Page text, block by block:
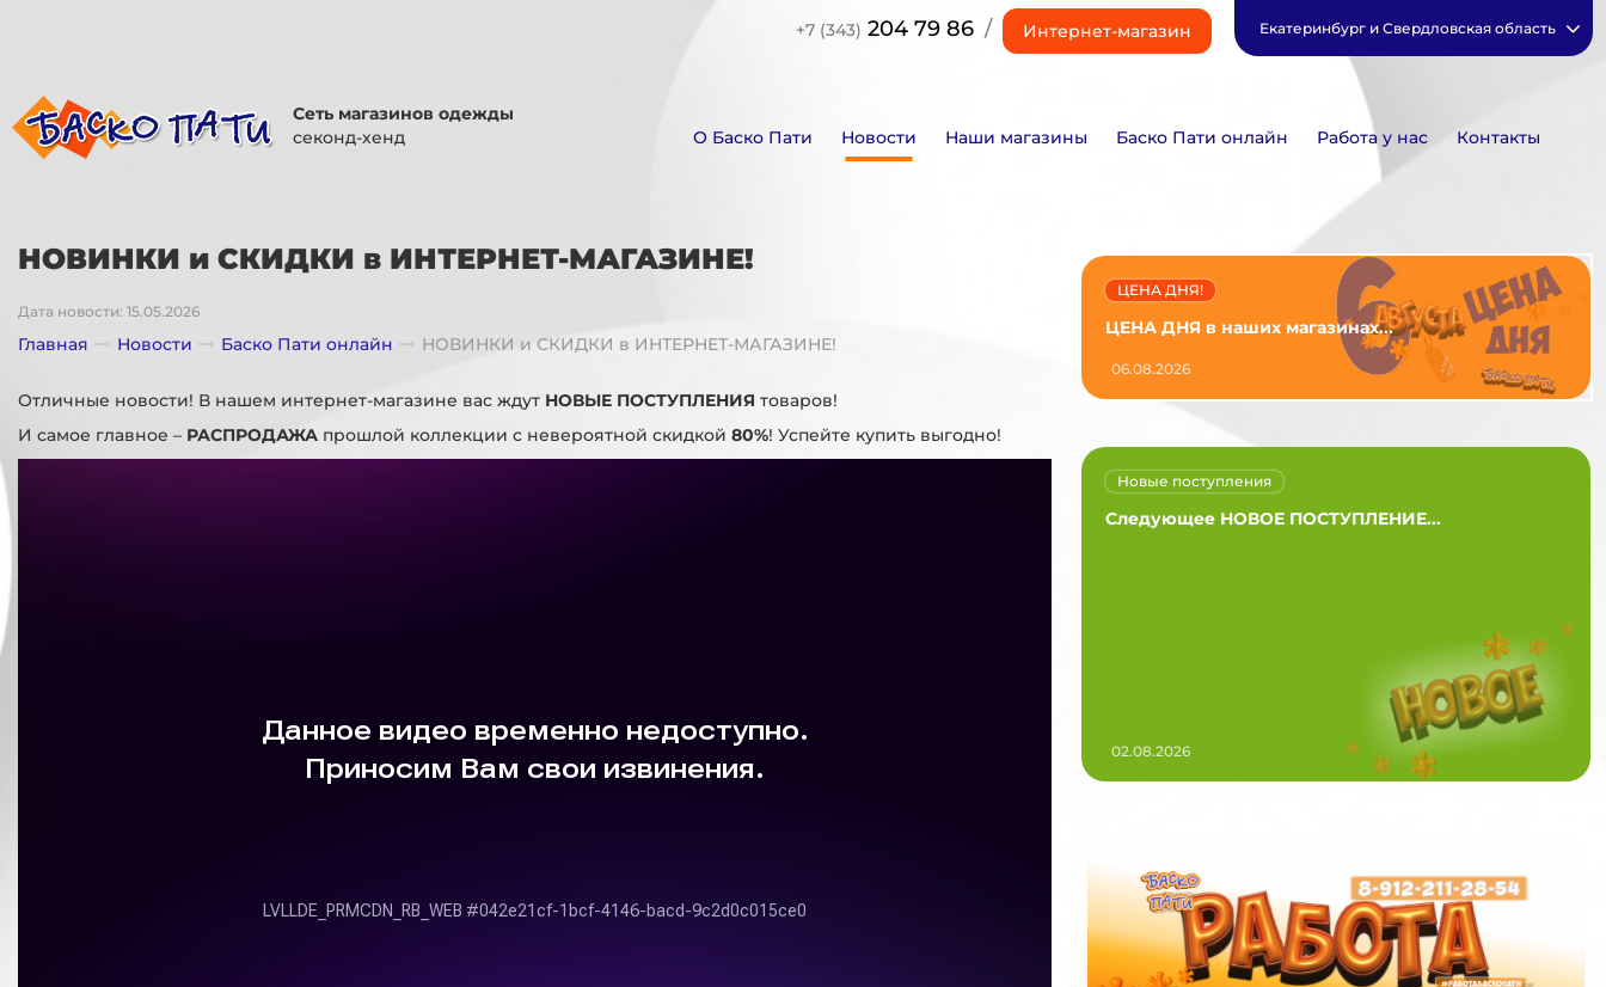
+7 (343) 204 79 86 / Интернет-магазин Екатеринбург и Свердловская область
Сеть магазинов одежды
секонд-хенд
О Баско Пати Новости Наши магазины Баско Пати онлайн Работа у нас Контакты
НОВИНКИ и СКИДКИ в ИНТЕРНЕТ-МАГАЗИНЕ!
Дата новости: 15.05.2026
Главная Новости Баско Пати онлайн НОВИНКИ и СКИДКИ в ИНТЕРНЕТ-МАГАЗИНЕ!
Отличные новости! В нашем интернет-магазине вас ждут НОВЫЕ ПОСТУПЛЕНИЯ товаров!
И самое главное – РАСПРОДАЖА прошлой коллекции с невероятной скидкой 80%! Успейте купить выгодно!
ЦЕНА ДНЯ в наших магазинах...
ЦЕНА ДНЯ!
06.08.2026
Следующее НОВОЕ ПОСТУПЛЕНИЕ...
Новые поступления
02.08.2026